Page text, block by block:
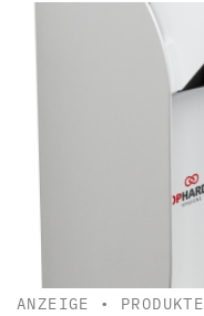
ANZEIGE • PRODUKTE